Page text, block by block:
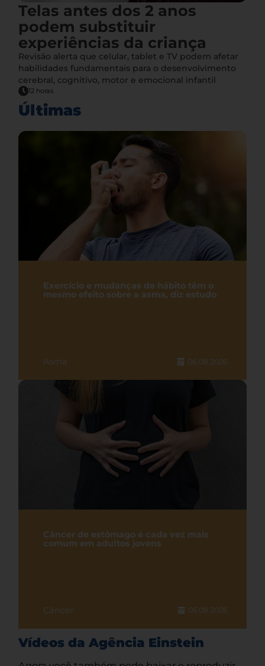
Telas antes dos 2 anos
podem substituir
experiências da criança
Revisão alerta que celular, tablet e TV podem afetar
habilidades fundamentais para o desenvolvimento
cerebral, cognitivo, motor e emocional infantil
12 horas
Últimas
Exercício e mudanças de hábito têm o
mesmo efeito sobre a asma, diz estudo
Asma 06.08.2026
Câncer de estômago é cada vez mais
comum em adultos jovens
Câncer 05.08.2026
Vídeos da Agência Einstein